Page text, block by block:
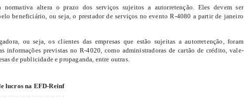
normativa altera o prazo dos serviços sujeitos a autorretenção. Eles devem ser
beneficiário, ou seja, o prestador de serviços no evento R-4080 a partir de janeiro
ou seja, os clientes das empresas que estão sujeitas a autorretenção, foram
informações previstas no R-4020, como administradoras de cartão de crédito, vale-
de publicidade e propaganda, entre outras.
lucros na EFD-Reinf